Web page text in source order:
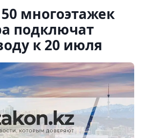
многоэтажек
подключат
к 20 июля